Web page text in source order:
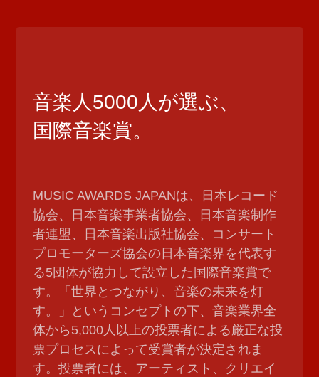
音楽人5000人が選ぶ、
国際音楽賞。
MUSIC AWARDS JAPANは、日本レコード
協会、日本音楽事業者協会、日本音楽制作
者連盟、日本音楽出版社協会、コンサート
プロモーターズ協会の日本音楽界を代表す
る5団体が協力して設立した国際音楽賞で
す。「世界とつながり、音楽の未来を灯
す。」というコンセプトの下、音楽業界全
体から5,000人以上の投票者による厳正な投
票プロセスによって受賞者が決定されま
す。投票者には、アーティスト、クリエイ